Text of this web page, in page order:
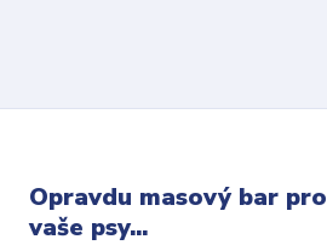
Opravdu masový bar pro
vaše psy...